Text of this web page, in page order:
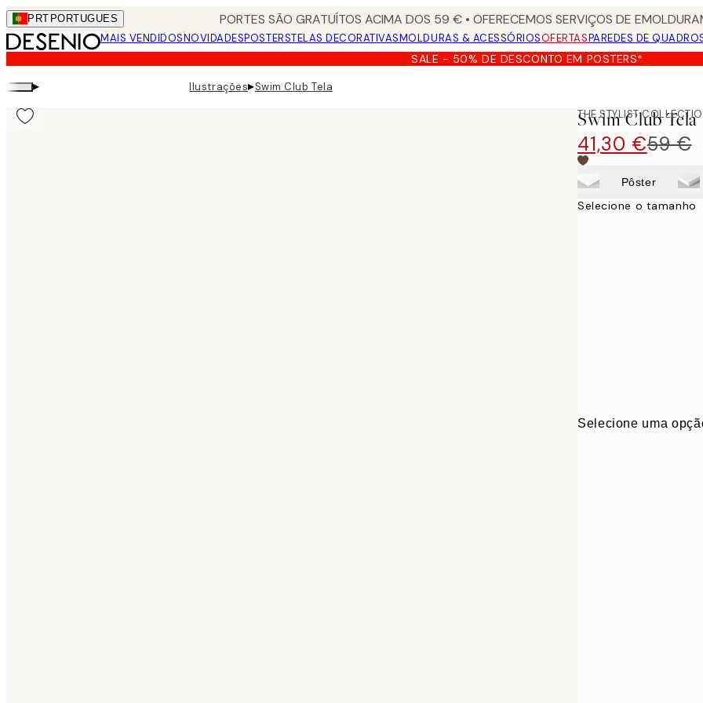
Skip
to
main
content.
PRT PORTUGUES PORTES SÃO GRATUÍTOS ACIMA DOS 59 € • OFERECEMOS SERVIÇOS DE
MAIS VENDIDOSNOVIDADESPOSTERSTELAS DECORATIVASMOLDURAS & ACESSÓRIOSOFERTASPAREDES DE
SALE - 50% DE DESCONTO EM POSTERS*
▸ Ilustrações▸Swim Club Tela
THE STYLIST
Swim Club Tela
41,30 €59 €
Pôster
Selecione o tamanho
Selecione uma